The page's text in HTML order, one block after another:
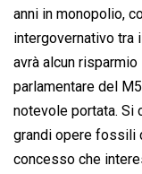
anni in monopolio,
intergovernativo tra
avrà alcun
parlamentare del
notevole portata. Si
grandi opere fossili
concesso che